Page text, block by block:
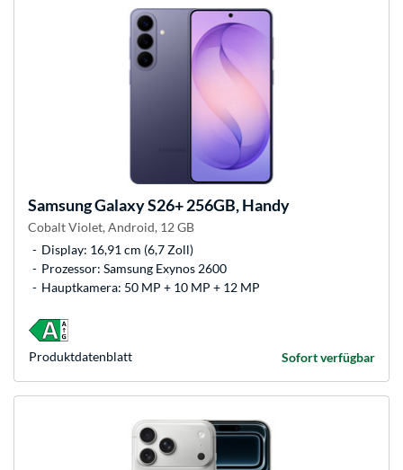
SamsungGalaxy S26+ 256GB, Handy
Cobalt Violet, Android, 12 GB
Display: 16,91 cm (6,7 Zoll)
Prozessor: Samsung Exynos 2600
Hauptkamera: 50 MP + 10 MP + 12 MP
Sofort verfügbar
Produkt­datenblatt